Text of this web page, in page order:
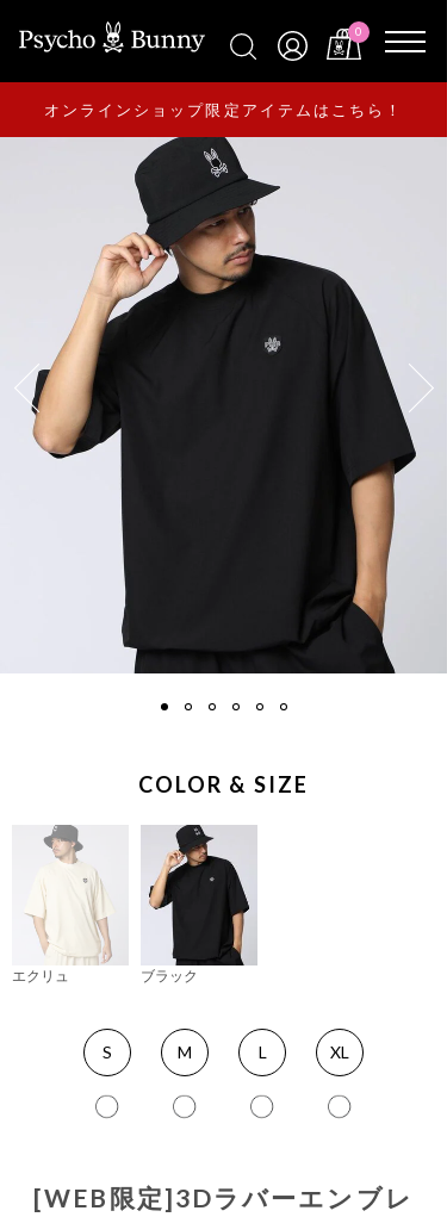
0
オンラインショップ限定アイテムはこちら！
COLOR & SIZE
エクリュ ブラック
S M L XL
[WEB限定]3Dラバーエンブレ